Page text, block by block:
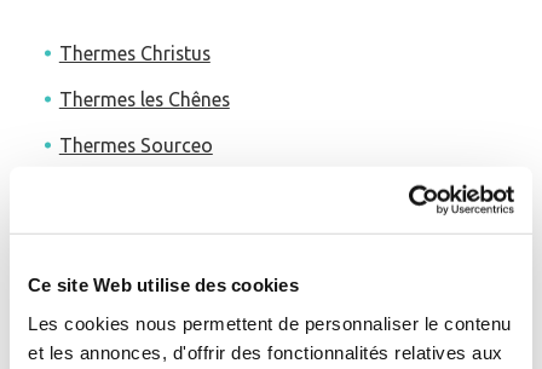
Ce site Web utilise des cookies
Les cookies nous permettent de personnaliser le contenu
et les annonces, d'offrir des fonctionnalités relatives aux
Thermes Christus
Thermes les Chênes
Thermes Sourceo
Brides-les-Bains (73) :Maigrir durablement- 285 euros
(cure Origine) / 175 euros (cure Idéal)